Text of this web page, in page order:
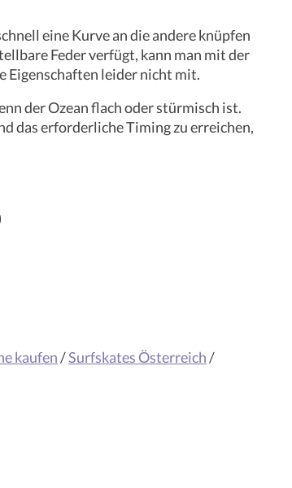
eine Kurve an die andere knüpfen
Feder verfügt, kann man mit der
Eigenschaften leider nicht mit.
der Ozean flach oder stürmisch ist.
das erforderliche Timing zu erreichen,
kaufen/Surfskates Österreich/